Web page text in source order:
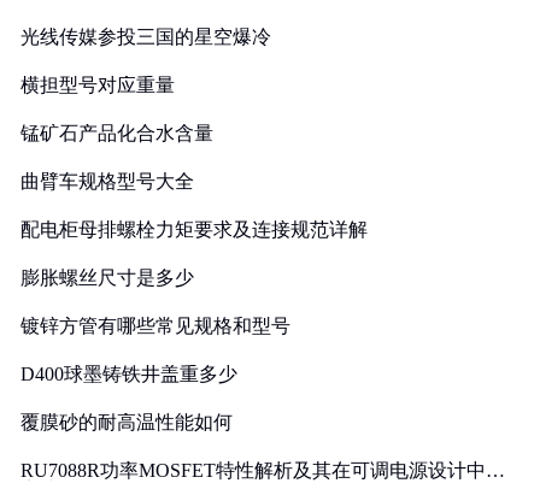
光线传媒参投三国的星空爆冷
横担型号对应重量
锰矿石产品化合水含量
曲臂车规格型号大全
配电柜母排螺栓力矩要求及连接规范详解
膨胀螺丝尺寸是多少
镀锌方管有哪些常见规格和型号
D400球墨铸铁井盖重多少
覆膜砂的耐高温性能如何
RU7088R功率MOSFET特性解析及其在可调电源设计中的